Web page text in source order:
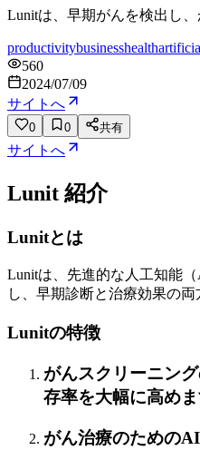
Lunitは、早期がんを検出し
productivitybusinesshealth
560
2024/07/09
サイトへ
0 0 共有
サイトへ
Lunit 紹介
Lunitとは
Lunitは、先進的な人工知能
し、早期診断と治療効果の
Lunitの特徴
がんスクリーニン
存率を大幅に高めま
がん治療のための